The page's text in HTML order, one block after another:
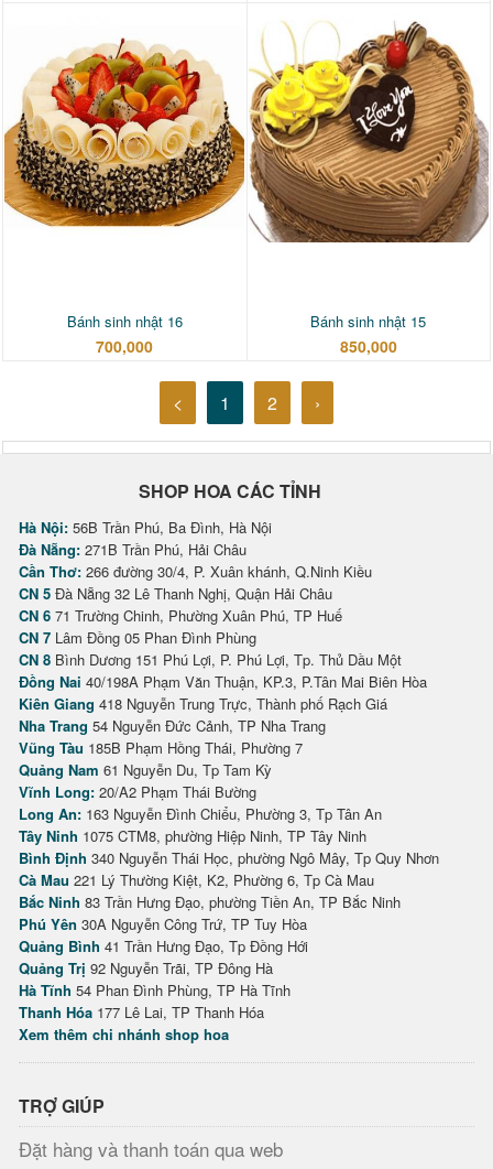
Bánh sinh nhật 16
700,000
Bánh sinh nhật 15
850,000
< 1 2 ›
SHOP HOA CÁC TỈNH
Hà Nội: 56B Trần Phú, Ba Đình, Hà Nội
Đà Nẵng: 271B Trần Phú, Hải Châu
Cần Thơ: 266 đường 30/4, P. Xuân khánh, Q.Ninh Kiều
CN 5 Đà Nẵng 32 Lê Thanh Nghị, Quận Hải Châu
CN 6 71 Trường Chinh, Phường Xuân Phú, TP Huế
CN 7 Lâm Đồng 05 Phan Đình Phùng
CN 8 Bình Dương 151 Phú Lợi, P. Phú Lợi, Tp. Thủ Dầu Một
Đồng Nai 40/198A Phạm Văn Thuận, KP.3, P.Tân Mai Biên Hòa
Kiên Giang 418 Nguyễn Trung Trực, Thành phố Rạch Giá
Nha Trang 54 Nguyễn Đức Cảnh, TP Nha Trang
Vũng Tàu 185B Phạm Hồng Thái, Phường 7
Quảng Nam 61 Nguyễn Du, Tp Tam Kỳ
Vĩnh Long: 20/A2 Phạm Thái Bường
Long An: 163 Nguyễn Đình Chiểu, Phường 3, Tp Tân An
Tây Ninh 1075 CTM8, phường Hiệp Ninh, TP Tây Ninh
Bình Định 340 Nguyễn Thái Học, phường Ngô Mây, Tp Quy Nhơn
Cà Mau 221 Lý Thường Kiệt, K2, Phường 6, Tp Cà Mau
Bắc Ninh 83 Trần Hưng Đạo, phường Tiền An, TP Bắc Ninh
Phú Yên 30A Nguyễn Công Trứ, TP Tuy Hòa
Quảng Bình 41 Trần Hưng Đạo, Tp Đồng Hới
Quảng Trị 92 Nguyễn Trãi, TP Đông Hà
Hà Tĩnh 54 Phan Đình Phùng, TP Hà Tĩnh
Thanh Hóa 177 Lê Lai, TP Thanh Hóa
Xem thêm chi nhánh shop hoa
TRỢ GIÚP
Đặt hàng và thanh toán qua web